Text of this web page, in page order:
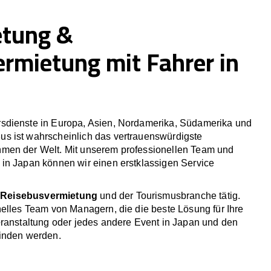
&
mit Fahrer in
in Europa, Asien, Nordamerika, Südamerika und
ist wahrscheinlich das vertrauenswürdigste
der Welt. Mit unserem professionellen Team und
Japan können wir einen erstklassigen Service
Reisebusvermietung und der Tourismusbranche tätig.
Team von Managern, die die beste Lösung für Ihre
oder jedes andere Event in Japan und den
werden.